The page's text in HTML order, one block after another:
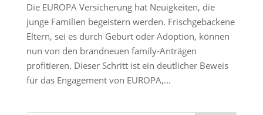
Die EUROPA Versicherung hat Neuigkeiten, die
junge Familien begeistern werden. Frischgebackene
Eltern, sei es durch Geburt oder Adoption, können
nun von den brandneuen family-Anträgen
profitieren. Dieser Schritt ist ein deutlicher Beweis
für das Engagement von EUROPA,...